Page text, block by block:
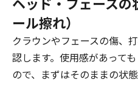
ール擦れ）
クラウンやフェースの傷、
認します。使用感があって
ので、まずはそのままの状